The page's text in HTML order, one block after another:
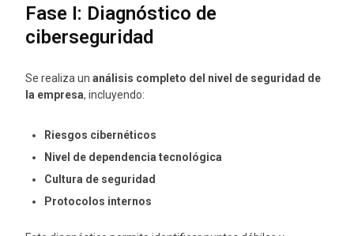
Fase I: Diagnóstico de
ciberseguridad
Se realiza un análisis completo del nivel de seguridad de
la empresa, incluyendo:
Riesgos cibernéticos
Nivel de dependencia tecnológica
Cultura de seguridad
Protocolos internos